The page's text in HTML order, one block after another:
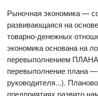
Рыночная экономика —
развивающаяся на
товарно-денежных
экономика основана на
перевыполнением
перевыполнение плана
руководителя...).